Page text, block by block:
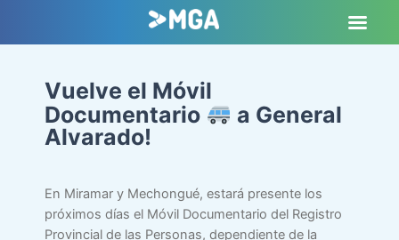
Vuelve el Móvil
Documentario
a General
Alvarado!
En Miramar y Mechongué, estará presente los
próximos días el Móvil Documentario del Registro
Provincial de las Personas, dependiente de la